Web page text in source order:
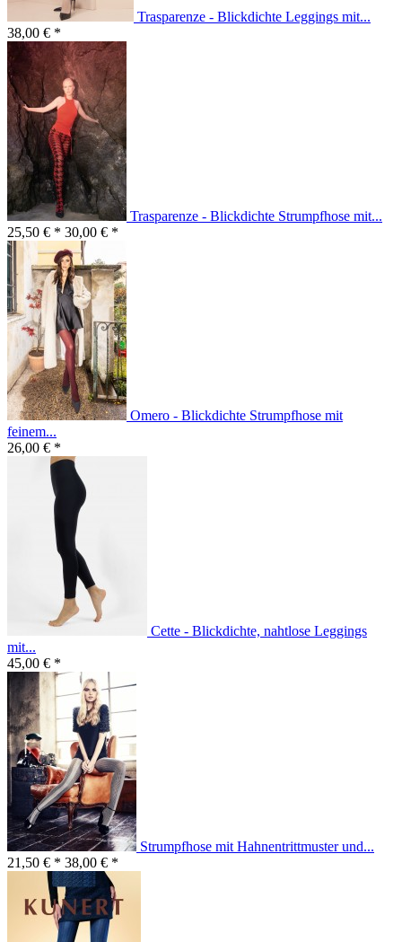
Trasparenze - Blickdichte Leggings mit...
38,00 € *
Trasparenze - Blickdichte Strumpfhose mit...
25,50 € * 30,00 € *
Omero - Blickdichte Strumpfhose mit
feinem...
26,00 € *
Cette - Blickdichte, nahtlose Leggings
mit...
45,00 € *
Strumpfhose mit Hahnentrittmuster und...
21,50 € * 38,00 € *